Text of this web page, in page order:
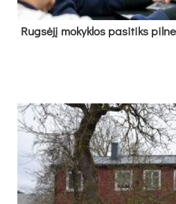
Rug­sė­jį mo­kyk­los pa­si­tiks